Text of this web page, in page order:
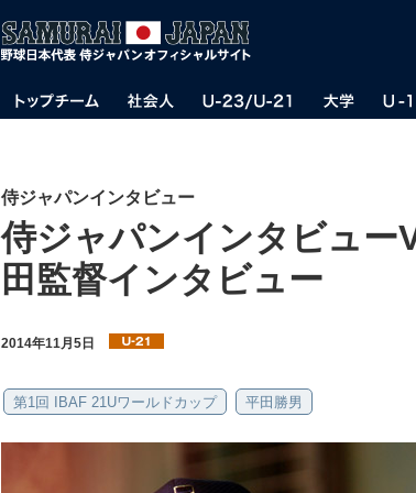
侍ジャパンインタビュー
侍ジャパンインタビュー
田監督インタビュー
2014年11月5日
第1回 IBAF 21Uワールドカップ 平田勝男